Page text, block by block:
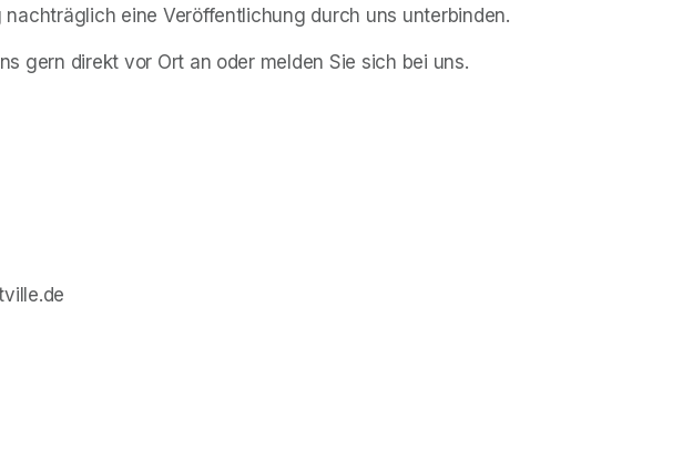
eine Veröffentlichung durch uns unterbinden.
gern direkt vor Ort an oder melden Sie sich bei uns.